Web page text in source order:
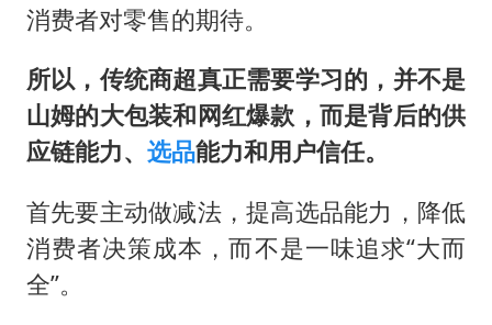
消费者对零售的期待。
所以，传统商超真正需要学习的，并不是
山姆的大包装和网红爆款，而是背后的供
应链能力、 选品能力和用户信任。
首先要主动做减法，提高选品能力，降低
消费者决策成本，而不是一味追求“大而
全”。